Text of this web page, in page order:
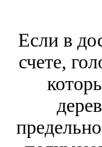
Если в
счете,